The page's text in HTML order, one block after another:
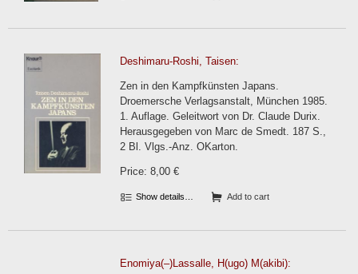
Deshimaru-Roshi, Taisen:
Zen in den Kampfkünsten Japans.
Droemersche Verlagsanstalt, München 1985.
1. Auflage. Geleitwort von Dr. Claude Durix.
Herausgegeben von Marc de Smedt. 187 S.,
2 Bl. Vlgs.-Anz. OKarton.
Price: 8,00 €
Show details… Add to cart
Enomiya(–)Lassalle, H(ugo) M(akibi):